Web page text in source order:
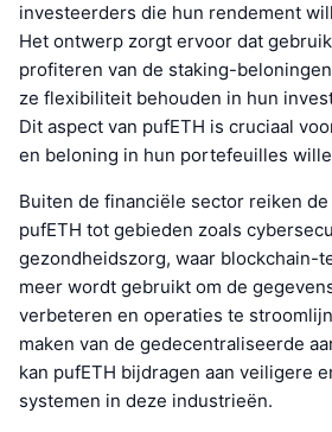
investeerders die hun rendement
Het ontwerp zorgt ervoor dat
profiteren van de staking-
ze flexibiliteit behouden in hun
Dit aspect van pufETH is cruciaal
en beloning in hun portefeuilles
Buiten de financiële sector reiken
pufETH tot gebieden zoals
gezondheidszorg, waar blockchain-
meer wordt gebruikt om de
verbeteren en operaties te
maken van de gedecentraliseerde
kan pufETH bijdragen aan veiligere
systemen in deze industrieën.